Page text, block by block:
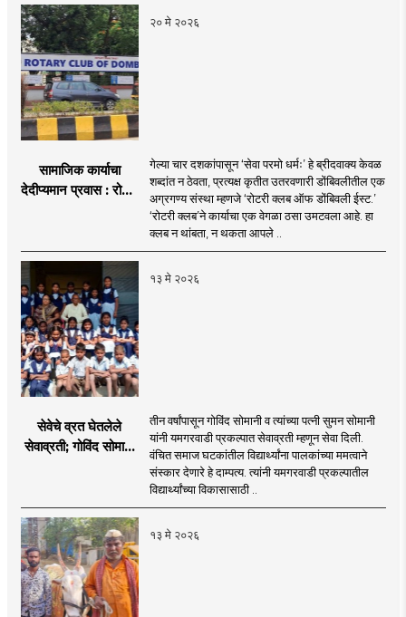
२० मे २०२६
सामाजिक कार्याचा
देदीप्यमान प्रवास : रोटरी
गेल्या चार दशकांपासून ‘सेवा परमो धर्मः’ हे ब्रीदवाक्य केवळ
शब्दांत न ठेवता, प्रत्यक्ष कृतीत उतरवणारी डोंबिवलीतील एक
अग्रगण्य संस्था म्हणजे ‘रोटरी क्लब ऑफ डोंबिवली ईस्ट.’
‘रोटरी क्लब’ने कार्याचा एक वेगळा ठसा उमटवला आहे. हा
क्लब न थांबता, न थकता आपले ..
१३ मे २०२६
सेवेचे व्रत घेतलेले
सेवाव्रती; गोविंद सोमानी
तीन वर्षांपासून गोविंद सोमानी व त्यांच्या पत्नी सुमन सोमानी
यांनी यमगरवाडी प्रकल्पात सेवाव्रती म्हणून सेवा दिली.
वंचित समाज घटकांतील विद्यार्थ्यांना पालकांच्या ममत्वाने
संस्कार देणारे हे दाम्पत्य. त्यांनी यमगरवाडी प्रकल्पातील
विद्यार्थ्यांच्या विकासासाठी ..
१३ मे २०२६